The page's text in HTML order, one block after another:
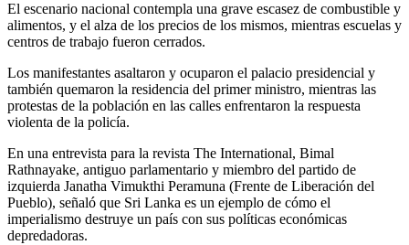
El escenario nacional contempla una grave escasez de combustible y
alimentos, y el alza de los precios de los mismos, mientras escuelas y
centros de trabajo fueron cerrados.
Los manifestantes asaltaron y ocuparon el palacio presidencial y
también quemaron la residencia del primer ministro, mientras las
protestas de la población en las calles enfrentaron la respuesta
violenta de la policía.
En una entrevista para la revista The International, Bimal
Rathnayake, antiguo parlamentario y miembro del partido de
izquierda Janatha Vimukthi Peramuna (Frente de Liberación del
Pueblo), señaló que Sri Lanka es un ejemplo de cómo el
imperialismo destruye un país con sus políticas económicas
depredadoras.